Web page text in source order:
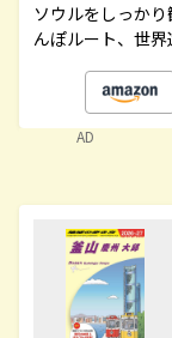
ソウルをしっか
んぽルート、世
AD